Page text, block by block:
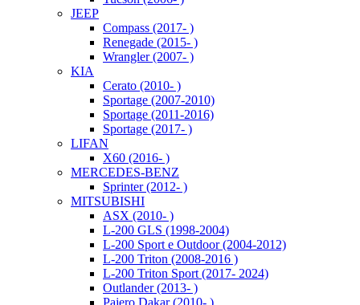
JEEP
Compass (2017- )
Renegade (2015- )
Wrangler (2007- )
KIA
Cerato (2010- )
Sportage (2007-2010)
Sportage (2011-2016)
Sportage (2017- )
LIFAN
X60 (2016- )
MERCEDES-BENZ
Sprinter (2012- )
MITSUBISHI
ASX (2010- )
L-200 GLS (1998-2004)
L-200 Sport e Outdoor (2004-2012)
L-200 Triton (2008-2016 )
L-200 Triton Sport (2017- 2024)
Outlander (2013- )
Pajero Dakar (2010- )